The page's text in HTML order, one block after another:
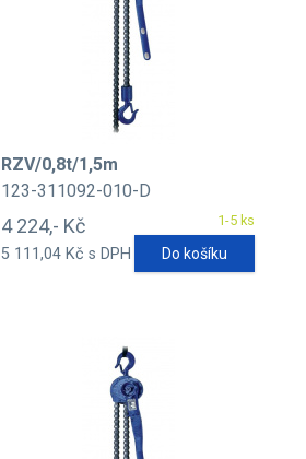
RZV/0,8t/1,5m
123-311092-010-D
1-5 ks
4 224,- Kč
5 111,04 Kč s DPH Do košíku